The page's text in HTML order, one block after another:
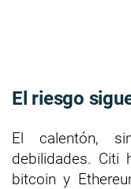
El riesgo
El calentón,
debilidades. Citi
bitcoin y